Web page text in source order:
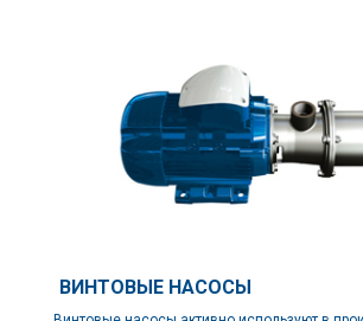
ВИНТОВЫЕ НАСОСЫ